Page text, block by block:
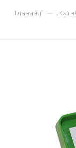
Главная —